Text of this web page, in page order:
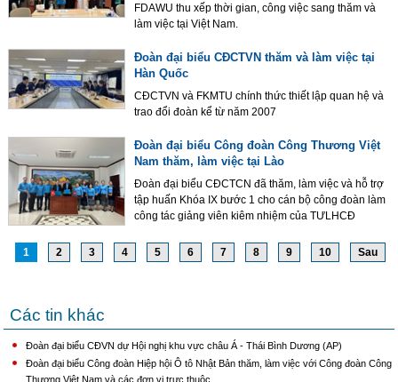
FDAWU thu xếp thời gian, công việc sang thăm và
làm việc tại Việt Nam.
Đoàn đại biểu CĐCTVN thăm và làm việc tại
Hàn Quốc
CĐCTVN và FKMTU chính thức thiết lập quan hệ và
trao đổi đoàn kể từ năm 2007
Đoàn đại biểu Công đoàn Công Thương Việt
Nam thăm, làm việc tại Lào
Đoàn đại biểu CĐCTCN đã thăm, làm việc và hỗ trợ
tập huấn Khóa IX bước 1 cho cán bộ công đoàn làm
công tác giảng viên kiêm nhiệm của TƯLHCĐ
1 2 3 4 5 6 7 8 9 10 Sau
Các tin khác
Đoàn đại biểu CĐVN dự Hội nghị khu vực châu Á - Thái Bình Dương (AP)
Đoàn đại biểu Công đoàn Hiệp hội Ô tô Nhật Bản thăm, làm việc với Công đoàn Công
Thương Việt Nam và các đơn vị trực thuộc